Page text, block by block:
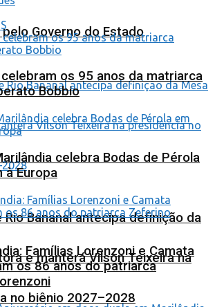
Governo do Estado
Rio Bananal antecipa definição da
e manterá Vilson Teixeira na
no biênio 2027–2028
os 95 anos da matriarca
Bobbio
celebra Bodas de Pérola
à Europa
Famílias Lorenzoni e Camata
os 86 anos do patriarca